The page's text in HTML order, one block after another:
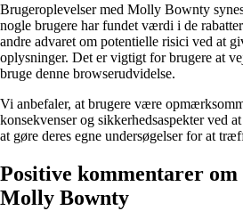
Brugeroplevelser med Molly Bownty
nogle brugere har fundet værdi i de
andre advaret om potentielle risici ved at
oplysninger. Det er vigtigt for brugere at
bruge denne browserudvidelse.
Vi anbefaler, at brugere være
konsekvenser og sikkerhedsaspekter ved
at gøre deres egne undersøgelser for at
Positive kommentarer
Molly Bownty